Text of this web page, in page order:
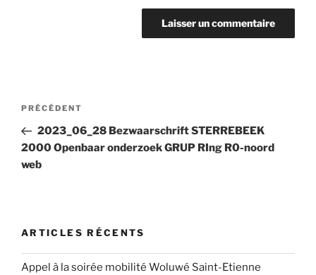
Navigation
l’article
Article
précédent
PRÉCÉDENT
2023_06_28 Bezwaarschrift STERREBEEK
2000 Openbaar onderzoek GRUP RIng R0-noord
web
ARTICLES RÉCENTS
Appel à la soirée mobilité Woluwé Saint-Etienne